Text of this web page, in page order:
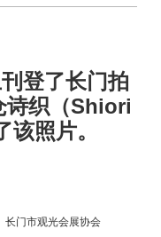
登了长门拍
诗织（Shiori
照片。
长门市观光会展协会